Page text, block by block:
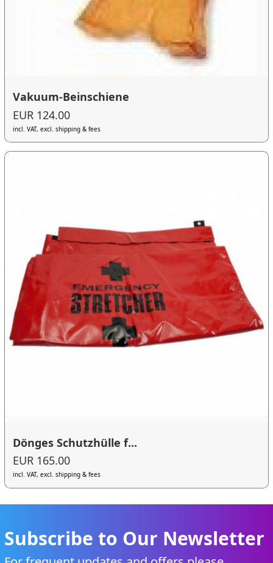
Vakuum-Beinschiene
EUR 124.00
incl. VAT, excl. shipping & fees
Dönges Schutzhülle f...
EUR 165.00
incl. VAT, excl. shipping & fees
Subscribe to Our Newsletter